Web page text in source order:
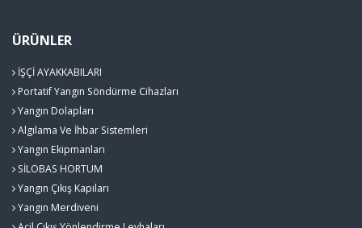
ÜRÜNLER
İŞÇİ AYAKKABILARI
Portatif Yangın Söndürme Cihazları
Yangın Dolapları
Algılama Ve İhbar Sistemleri
Yangın Ekipmanları
SİLOBAS HORTUM
Yangın Çıkış Kapıları
Yangın Merdiveni